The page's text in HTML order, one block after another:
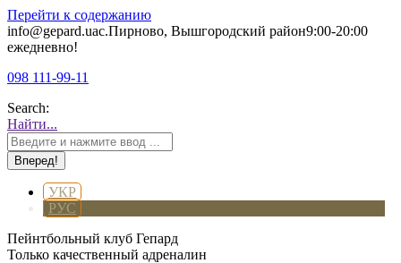
Перейти к содержанию
info@gepard.uaс.Пирново, Вышгородский район9:00-20:00
ежедневно!
098 111-99-11
Search:
Найти...
УКР
РУС
Пейнтбольный клуб Гепард
Только качественный адреналин